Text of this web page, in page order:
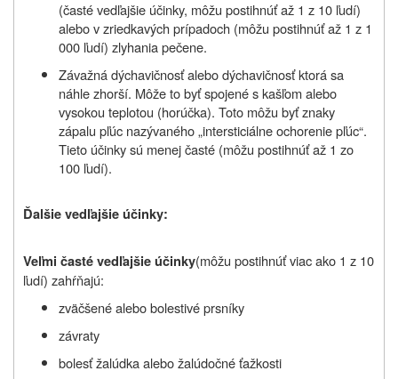
(časté vedľajšie účinky, môžu postihnúť až 1 z 10 ľudí)
alebo v zriedkavých prípadoch (môžu postihnúť až 1 z 1
000 ľudí) zlyhania pečene.
Závažná dýchavičnosť alebo dýchavičnosť ktorá sa
náhle zhorší. Môže to byť spojené s kašľom alebo
vysokou teplotou (horúčka). Toto môžu byť znaky
zápalu pľúc nazývaného „intersticiálne ochorenie pľúc“.
Tieto účinky sú menej časté (môžu postihnúť až 1 zo
100 ľudí).
Ďalšie vedľajšie účinky:
Veľmi časté vedľajšie účinky(môžu postihnúť viac ako 1 z 10
ľudí) zahŕňajú:
zväčšené alebo bolestivé prsníky
závraty
bolesť žalúdka alebo žalúdočné ťažkosti